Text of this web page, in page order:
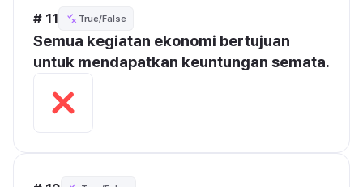
# 11 True/False
Semua kegiatan ekonomi bertujuan
untuk mendapatkan keuntungan semata.